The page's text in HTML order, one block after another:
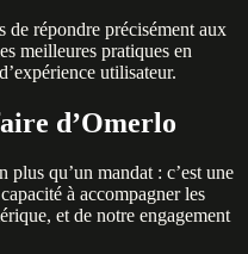
de répondre précisément aux
meilleures pratiques en
utilisateur.
d’Omerlo
qu’un mandat : c’est une
à accompagner les
et de notre engagement